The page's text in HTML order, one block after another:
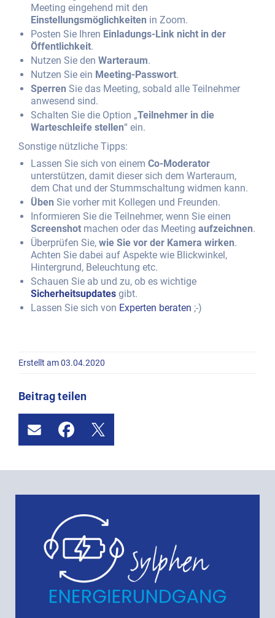
Meeting eingehend mit den
Einstellungsmöglichkeiten in Zoom.
Posten Sie Ihren Einladungs-Link nicht in der
Öffentlichkeit.
Nutzen Sie den Warteraum.
Nutzen Sie ein Meeting-Passwort.
Sperren Sie das Meeting, sobald alle Teilnehmer
anwesend sind.
Schalten Sie die Option „Teilnehmer in die
Warteschleife stellen“ ein.
Sonstige nützliche Tipps:
Lassen Sie sich von einem Co-Moderator
unterstützen, damit dieser sich dem Warteraum,
dem Chat und der Stummschaltung widmen kann.
Üben Sie vorher mit Kollegen und Freunden.
Informieren Sie die Teilnehmer, wenn Sie einen
Screenshot machen oder das Meeting aufzeichnen.
Überprüfen Sie, wie Sie vor der Kamera wirken.
Achten Sie dabei auf Aspekte wie Blickwinkel,
Hintergrund, Beleuchtung etc.
Schauen Sie ab und zu, ob es wichtige
Sicherheitsupdates gibt.
Lassen Sie sich von Experten beraten ;-)
Erstellt am 03.04.2020
Beitrag teilen